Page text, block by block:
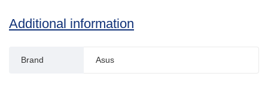
Additional information
Brand Asus